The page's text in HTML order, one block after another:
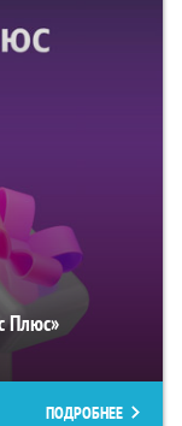
Плюс»
ПОДРОБНЕЕ